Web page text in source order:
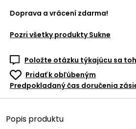
Doprava a vrácení zdarma!
Pozri všetky produkty Sukne
Položte otázku týkajúcu sa
Pridať k obľúbeným
Predpokladaný čas doručenia
Popis produktu